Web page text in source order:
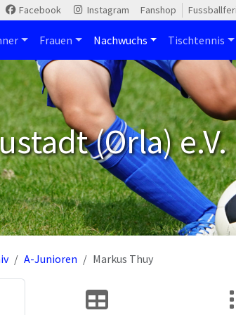
Facebook Instagram Fanshop
Frauen Nachwuchs Tischtennis
(Orla) e.V.
A-Junioren Markus Thuy